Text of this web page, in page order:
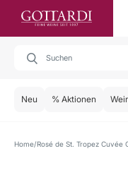
Neu % Aktionen
Home Rosé de St. Tropez Cuvée